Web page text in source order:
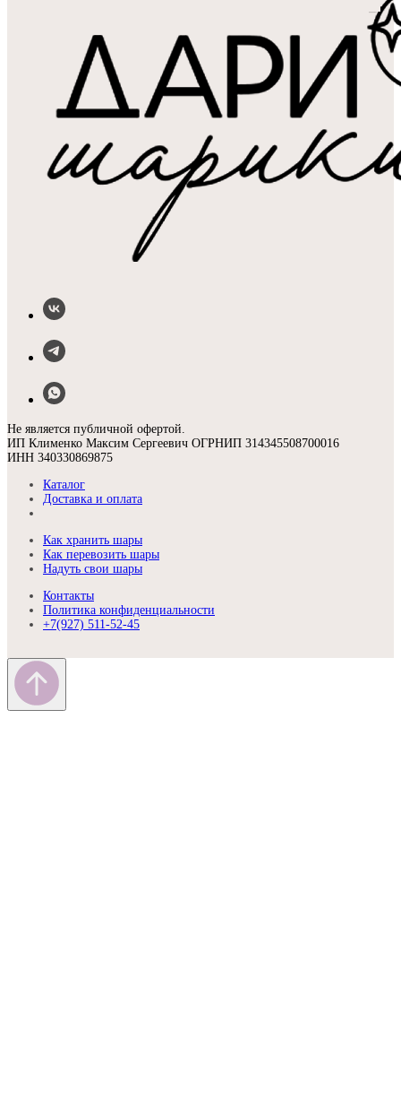
Не является публичной офертой.
ИП Клименко Максим Сергеевич ОГРНИП 314345508700016
ИНН 340330869875
Каталог
Доставка и оплата
Как хранить шары
Как перевозить шары
Надуть свои шары
Контакты
Политика конфиденциальности
+7(927) 511-52-45